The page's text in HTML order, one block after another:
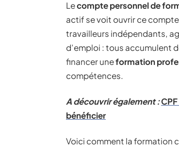
Lecompte personnel de
actif se voit ouvrir ce
travailleurs indépendants,
d’emploi : tous accumulent
financer uneformation
compétences.
A découvrir également :
bénéficier
Voici comment la formation